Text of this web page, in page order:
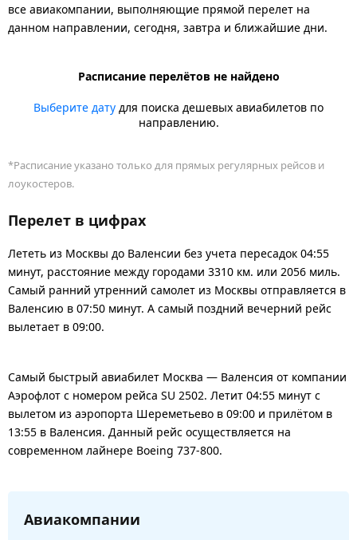
все авиакомпании, выполняющие прямой перелет на
данном направлении, сегодня, завтра и ближайшие дни.
Расписание перелётов не найдено
Выберите дату для поиска дешевых авиабилетов по
направлению.
*Расписание указано только для прямых регулярных рейсов и
лоукостеров.
Перелет в цифрах
Лететь из Москвы до Валенсии без учета пересадок 04:55
минут, расстояние между городами 3310 км. или 2056 миль.
Самый ранний утренний самолет из Москвы отправляется в
Валенсию в 07:50 минут. А самый поздний вечерний рейс
вылетает в 09:00.
Самый быстрый авиабилет Москва — Валенсия от компании
Аэрофлот с номером рейса SU 2502. Летит 04:55 минут с
вылетом из аэропорта Шереметьево в 09:00 и прилётом в
13:55 в Валенсия. Данный рейс осуществляется на
современном лайнере Boeing 737-800.
Авиакомпании